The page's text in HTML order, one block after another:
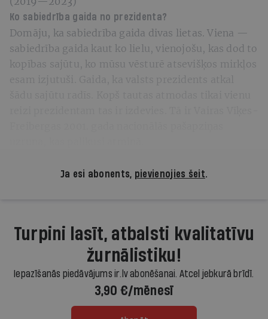
Ko sabiedrība gaida no prezidenta?
Domāju, ka sabiedrība gaida divas lietas. Viena —
sabiedrība gaida kaut ko lielu, vienojošu, kas dod to
kopības sajūtu, ko mūsu vēsturē atsevišķos mirkļos
esam izjutuši. Gaida, ka valsts prezidents atkal
Ja esi abonents, pievienojies šeit.
Turpini lasīt, atbalsti kvalitatīvu
žurnālistiku!
Iepazīšanās piedāvājums ir.lv abonēšanai. Atcel jebkurā brīdī.
3,90 €/mēnesī